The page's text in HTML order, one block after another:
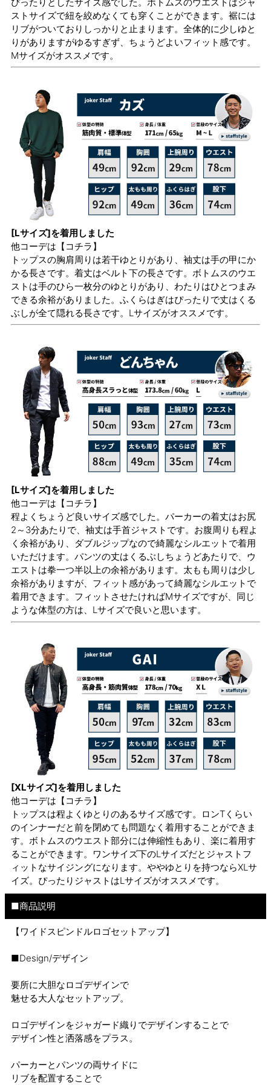
ストサイズで紐を絞めなくても穿くことができます。裾には
リブがついておりしっかりと止まります。全体的に少しゆと
りがありますがゆるすぎず、ちょうどよいフィット感です。
Mサイズがオススメです。
[Lサイズ]を着用しました
他コーデは 【コチラ】
トップスの胸肩周りは若干ゆとりがあり、袖丈は手の甲にか
かる長さです。着丈はベルト下の長さです。ボトムスのウエ
ストは手のひら一枚分のゆとりがあり、わたりはひとつまみ
できる余裕がありました。ふくらはぎはぴったりで丈はくる
ぶしが全て隠れる長さです。Lサイズがオススメです。
[Lサイズ]を着用しました
他コーデは 【コチラ】
程よくちょうど良いサイズ感でした。パーカーの着丈はお尻
2～3分あたりで、袖丈は手首ジャストです。お腹周りも程よ
く余裕があり、ダブルジップなので綺麗なシルエットで着用
いただけます。パンツの丈はくるぶしちょうどあたりで、ウ
エストは拳一つ半以上の余裕があります。太もも周りは少し
余裕がありますが、フィット感があって綺麗なシルエットで
着用できます。フィットさせたければMサイズですが、同じ
ような体型の方は、Lサイズで良いと思います。
[XLサイズ]を着用しました
他コーデは 【コチラ】
トップスは程よくゆとりのあるサイズ感です。ロンTくらい
のインナーだと前を閉めても問題なく着用することができま
す。ボトムスのウエスト部分には伸縮性もあり、楽に着用す
ることができます。ワンサイズ下のLサイズだとジャストフ
ィットなサイジングになります。ややゆとりを持つならXLサ
イズ。ぴったりジャストはLサイズがオススメです。
■商品説明
【ワイドスピンドルロゴセットアップ】
■Design/デザイン
要所に大胆なロゴデザインで
魅せる大人なセットアップ。
ロゴデザインをジャガード織りでデザインすることで
デザイン性と洒落感をプラス。
パーカーとパンツの両サイドに
リブを配置することで